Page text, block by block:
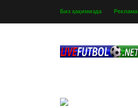
Биз ҳақимизда Реклама